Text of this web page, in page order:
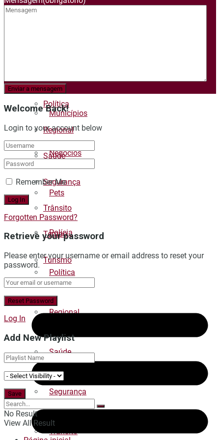
Municípios
Negócios
Pets
Polícia
Política
Regional
Saúde
Segurança
Trânsito
Política
Regional
Saúde
Segurança
Trânsito
Tempo
Turismo
Welcome Back!
Login to your account below
Remember Me
Forgotten Password?
Retrieve your password
Please enter your username or email address to reset your
password.
Log In
Add New Playlist
No Result
View All Result